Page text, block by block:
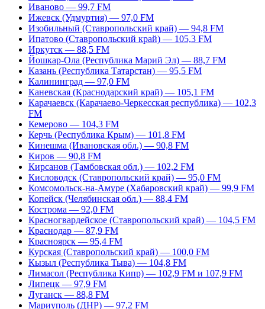
Иваново — 99,7 FM
Ижевск (Удмуртия) — 97,0 FM
Изобильный (Ставропольский край) — 94,8 FM
Ипатово (Ставропольский край) — 105,3 FM
Иркутск — 88,5 FM
Йошкар-Ола (Республика Марий Эл) — 88,7 FM
Казань (Республика Татарстан) — 95,5 FM
Калининград — 97,0 FM
Каневская (Краснодарский край) — 105,1 FM
Карачаевск (Карачаево-Черкесская республика) — 102,3
FM
Кемерово — 104,3 FM
Керчь (Республика Крым) — 101,8 FM
Кинешма (Ивановская обл.) — 90,8 FM
Киров — 90,8 FM
Кирсанов (Тамбовская обл.) — 102,2 FM
Кисловодск (Ставропольский край) — 95,0 FM
Комсомольск-на-Амуре (Хабаровский край) — 99,9 FM
Копейск (Челябинская обл.) — 88,4 FM
Кострома — 92,0 FM
Красногвардейское (Ставропольский край) — 104,5 FM
Краснодар — 87,9 FM
Красноярск — 95,4 FM
Курская (Ставропольский край) — 100,0 FM
Кызыл (Республика Тыва) — 104,8 FM
Лимасол (Республика Кипр) — 102,9 FM и 107,9 FM
Липецк — 97,9 FM
Луганск — 88,8 FM
Мариуполь (ДНР) — 97,2 FM